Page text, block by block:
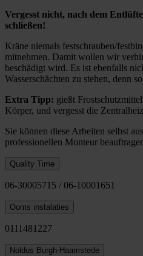
Vergesst nicht, nach dem
schließen!
Kräne niemals festschrauben/
mitnehmen. Damit wollen wir
beschädigt wird. Es ist ebenfalls
Wasserschächten zu stehen, denn
Extra Tipp: gießt
Körper, und vergesst die
Sie können diese Arbeiten selbst
professionellen Monteur
Quality Time
06-30005715 / 06-10001651
Ooms instalaties
0111481227
Noldus Burgh-Haamstede